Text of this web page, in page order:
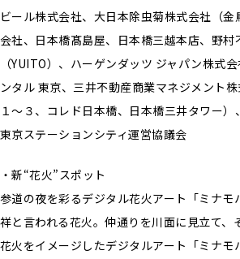
ビール株式会社、大日本除虫菊株式会社（
会社、日本橋髙島屋、日本橋三越本店、野村
（YUITO）、ハーゲンダッツ ジャパン株式
ンタル 東京、三井不動産商業マネジメント
１〜３、コレド日本橋、日本橋三井タワー）
東京ステーションシティ運営協議会
・新“花火”スポット
参道の夜を彩るデジタル花火アート「ミナモ
祥と言われる花火。仲通りを川面に見立て、
花火をイメージしたデジタルアート「ミナモ